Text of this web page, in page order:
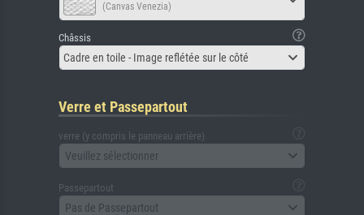
(Canvas Venezia)
Châssis
Cadre en toile - Image reflétée sur le côté
Verre et Passepartout
verre (y compris le panneau arrière)
Veuillez sélectionner
Passepartout
Pas de Passepartout